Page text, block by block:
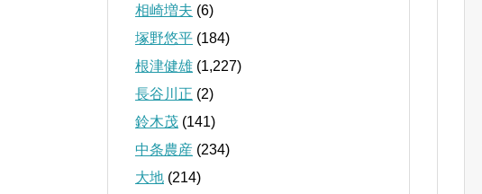
相崎増夫 (6)
塚野悠平 (184)
根津健雄 (1,227)
長谷川正 (2)
鈴木茂 (141)
中条農産 (234)
大地 (214)